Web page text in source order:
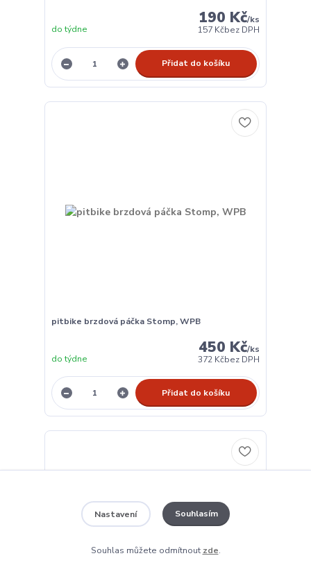
190 Kč/ks
157 Kčbez DPH
do týdne
Přidat do košíku
pitbike brzdová páčka Stomp, WPB
450 Kč/ks
372 Kčbez DPH
do týdne
Přidat do košíku
Nastavení Souhlasím
Souhlas můžete odmítnout zde.